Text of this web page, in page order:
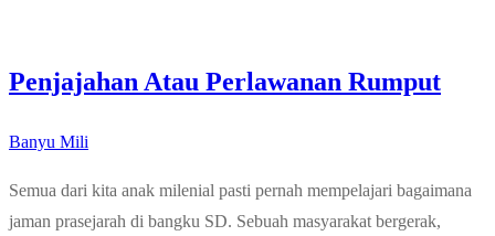
Penjajahan Atau Perlawanan Rumput
Banyu Mili
Semua dari kita anak milenial pasti pernah mempelajari bagaimana
jaman prasejarah di bangku SD. Sebuah masyarakat bergerak,